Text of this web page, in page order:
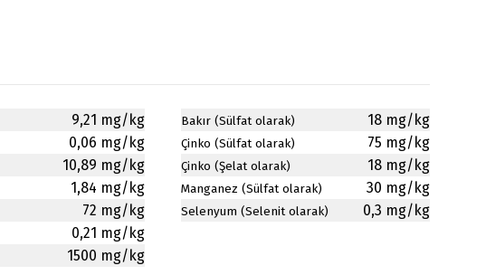
9,21 mg/kg
0,06 mg/kg
10,89 mg/kg
1,84 mg/kg
72 mg/kg
0,21 mg/kg
1500 mg/kg
Bakır (Sülfat olarak) 18 mg/kg
Çinko (Sülfat olarak) 75 mg/kg
Çinko (Şelat olarak) 18 mg/kg
Manganez (Sülfat olarak) 30 mg/kg
Selenyum (Selenit olarak) 0,3 mg/kg